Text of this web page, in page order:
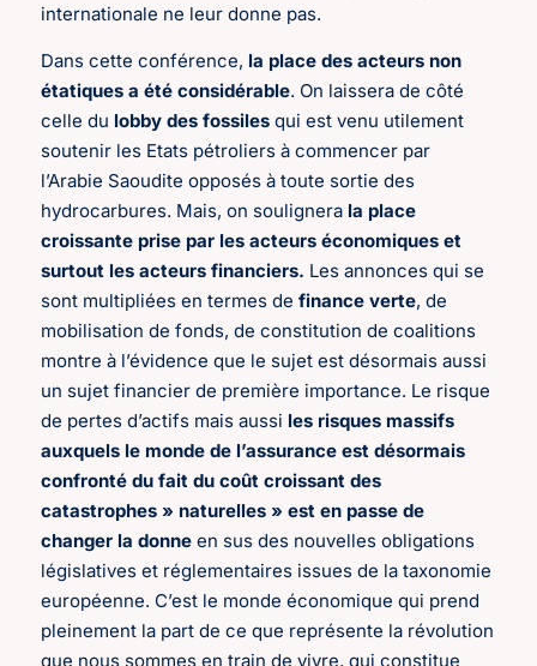
internationale ne leur donne pas.
Dans cette conférence, la place des acteurs non
étatiques a été considérable. On laissera de côté
celle du lobby des fossiles qui est venu utilement
soutenir les Etats pétroliers à commencer par
l’Arabie Saoudite opposés à toute sortie des
hydrocarbures. Mais, on soulignera la place
croissante prise par les acteurs économiques et
surtout les acteurs financiers. Les annonces qui se
sont multipliées en termes definance verte, de
mobilisation de fonds, de constitution de coalitions
montre à l’évidence que le sujet est désormais aussi
un sujet financier de première importance. Le risque
de pertes d’actifs mais aussi les risques massifs
auxquels le monde de l’assurance est désormais
confronté du fait du coût croissant des
catastrophes » naturelles » est en passe de
changer la donne en sus des nouvelles obligations
législatives et réglementaires issues de la taxonomie
européenne. C’est le monde économique qui prend
pleinement la part de ce que représente la révolution
que nous sommes en train de vivre, qui constitue